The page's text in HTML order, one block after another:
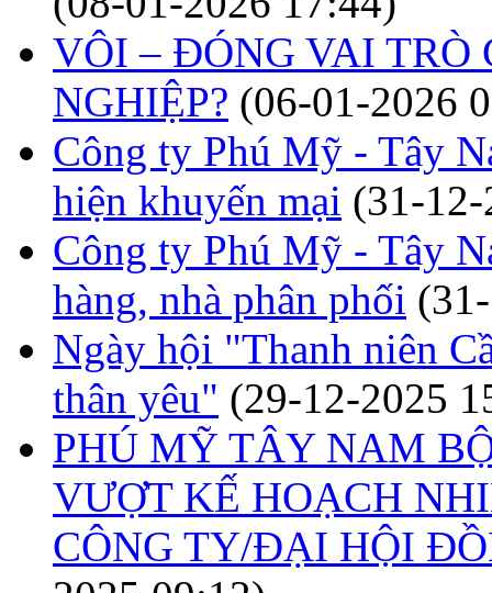
VÔI – ĐÓNG VAI TRÒ
NGHIỆP? (06-01-2026
Công ty Phú Mỹ - Tây
hiện khuyến mại (31-
Công ty Phú Mỹ - Tây
hàng, nhà phân phối
Ngày hội "Thanh niên
thân yêu" (29-12-2025
PHÚ MỸ TÂY NAM
VƯỢT KẾ HOẠCH
CÔNG TY/ĐẠI HỘI